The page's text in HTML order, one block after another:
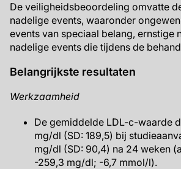
De veiligheidsbeoordeling omvatte
nadelige events, waaronder
events van speciaal belang, ernstige
nadelige events die tijdens de
Belangrijkste resultaten
Werkzaamheid
De gemiddelde LDL-c-waarde
mg/dl (SD: 189,5) bij
mg/dl (SD: 90,4) na 24 weken
-259,3 mg/dl; -6,7 mmol/l).